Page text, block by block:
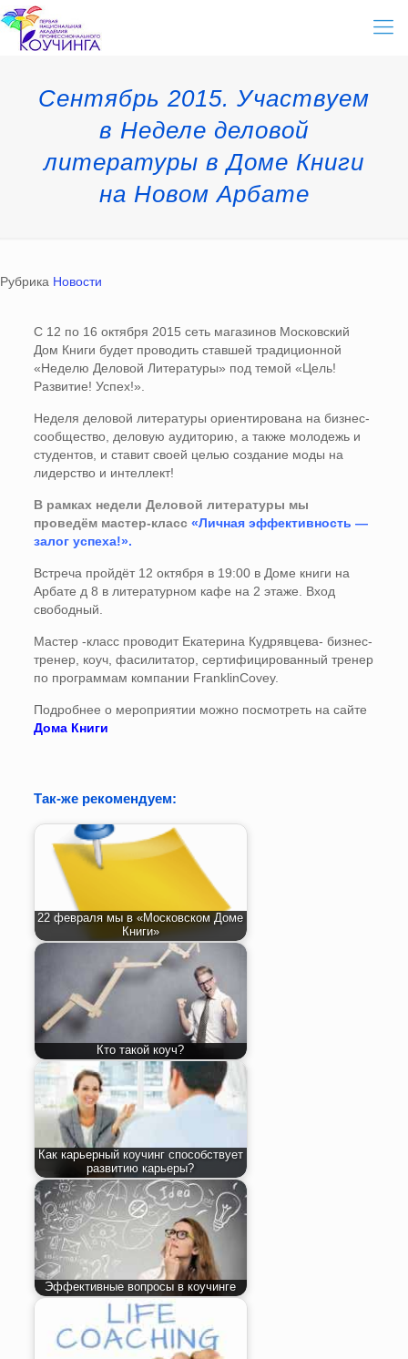
Сентябрь 2015. Участвуем
в Неделе деловой
литературы в Доме Книги
на Новом Арбате
Рубрика Новости
С 12 по 16 октября 2015 сеть магазинов Московский
Дом Книги будет проводить ставшей традиционной
«Неделю Деловой Литературы» под темой «Цель!
Развитие! Успех!».
Неделя деловой литературы ориентирована на бизнес-
сообщество, деловую аудиторию, а также молодежь и
студентов, и ставит своей целью создание моды на
лидерство и интеллект!
В рамках недели Деловой литературы мы
проведём мастер-класс «Личная эффективность —
залог успеха!».
Встреча пройдёт 12 октября в 19:00 в Доме книги на
Арбате д 8 в литературном кафе на 2 этаже. Вход
свободный.
Мастер -класс проводит Екатерина Кудрявцева- бизнес-
тренер, коуч, фасилитатор, сертифицированный тренер
по программам компании FranklinCovey.
Подробнее о мероприятии можно посмотреть на сайте
Дома Книги
Так-же рекомендуем:
22 февраля мы в «Московском Доме
Книги»
Кто такой коуч?
Как карьерный коучинг способствует
развитию карьеры?
Эффективные вопросы в коучинге